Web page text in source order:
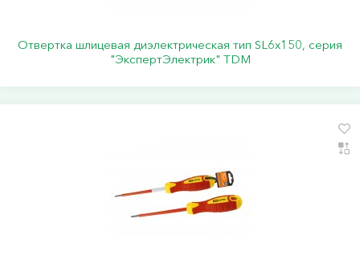
Отвертка шлицевая диэлектрическая тип SL6х150, серия
"ЭкспертЭлектрик" TDM